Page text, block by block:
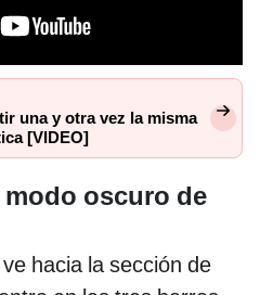
una y otra vez la misma
[VIDEO]
oscuro de
hacia la sección de